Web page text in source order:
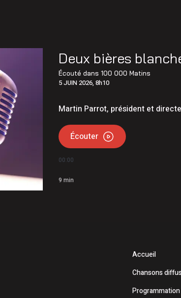
à Saint-Bernard
Sainte-Marie
réparation temporaire avance
Fréchette; Duhaime dévoile son slogan
soulignent leur 60e anniversaire
Beauce
Deux bières
Écouté dans100 000 Matins
5 JUIN 2026, 8h10
Martin Parrot, président et
Écouter
00:00
9 min
Accueil
Chansons
Programmation